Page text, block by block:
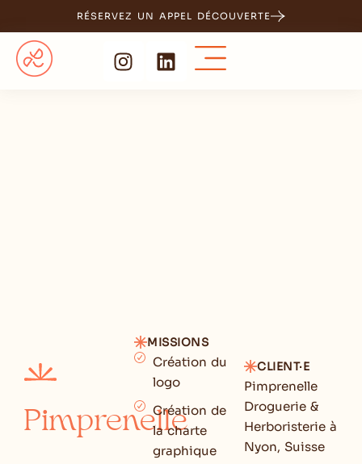
RÉSERVEZ UN APPEL DÉCOUVERTE
Pimprenelle
MISSIONS
Création du
logo
Création de
la charte
graphique
CLIENT·E
Pimprenelle
Droguerie &
Herboristerie à
Nyon, Suisse